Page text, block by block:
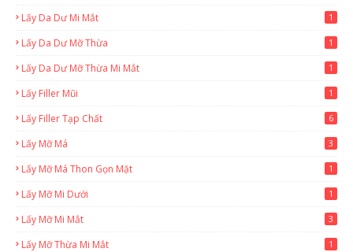
Lấy Da Dư Mi Mắt 1
Lấy Da Dư Mỡ Thừa 1
Lấy Da Dư Mỡ Thừa Mi Mắt 1
Lấy Filler Mũi 1
Lấy Filler Tạp Chất 6
Lấy Mỡ Má 3
Lấy Mỡ Má Thon Gọn Mặt 1
Lấy Mỡ Mi Dưới 1
Lấy Mỡ Mi Mắt 3
Lấy Mỡ Thừa Mi Mắt 1